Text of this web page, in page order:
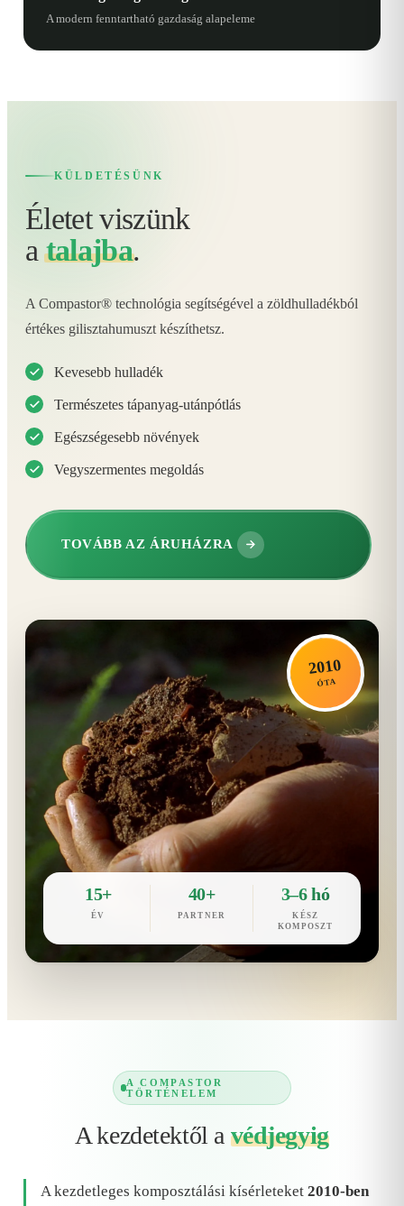
A modern fenntartható gazdaság alapeleme
KÜLDETÉSÜNK
Életet viszünk
atalajba.
A Compastor® technológia segítségével a zöldhulladékból
értékes gilisztahumuszt készíthetsz.
Kevesebb hulladék
Természetes tápanyag-utánpótlás
Egészségesebb növények
Vegyszermentes megoldás
TOVÁBB AZ ÁRUHÁZRA
2010
ÓTA
15+
ÉV
40+
PARTNER
3–6 hó
KÉSZ
KOMPOSZT
A COMPASTOR
TÖRTÉNELEM
A kezdetektől a védjegyig
A kezdetleges komposztálási kísérleteket 2010-ben